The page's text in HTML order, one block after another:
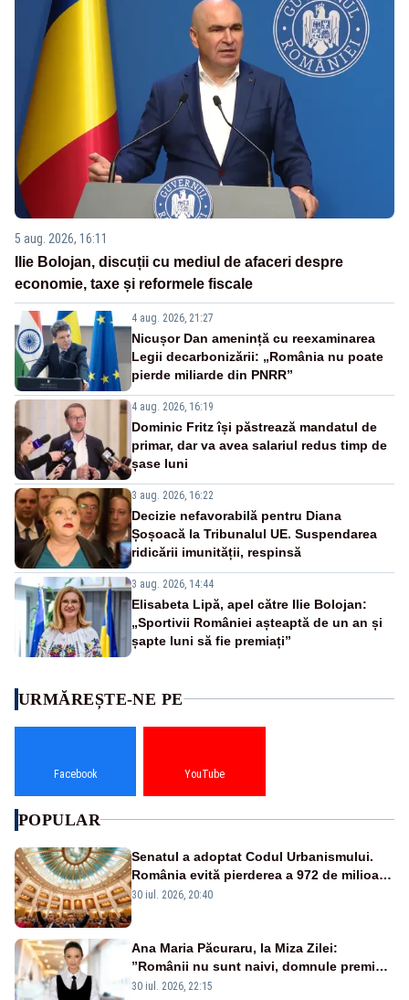
5 aug. 2026, 16:11
Ilie Bolojan, discuții cu mediul de afaceri despre
economie, taxe și reformele fiscale
4 aug. 2026, 21:27
Nicușor Dan amenință cu reexaminarea
Legii decarbonizării: „România nu poate
pierde miliarde din PNRR”
4 aug. 2026, 16:19
Dominic Fritz își păstrează mandatul de
primar, dar va avea salariul redus timp de
șase luni
3 aug. 2026, 16:22
Decizie nefavorabilă pentru Diana
Șoșoacă la Tribunalul UE. Suspendarea
ridicării imunității, respinsă
3 aug. 2026, 14:44
Elisabeta Lipă, apel către Ilie Bolojan:
„Sportivii României așteaptă de un an și
șapte luni să fie premiați”
URMĂREȘTE-NE PE
Facebook YouTube
POPULAR
Senatul a adoptat Codul Urbanismului.
România evită pierderea a 972 de milioane
de euro din PNRR
30 iul. 2026, 20:40
Ana Maria Păcuraru, la Miza Zilei:
”Românii nu sunt naivi, domnule premier
Bolojan”
30 iul. 2026, 22:15